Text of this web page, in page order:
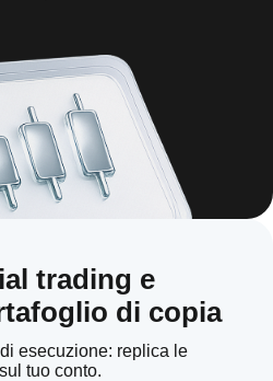
trading e
di copia
esecuzione: replica le
tuo conto.